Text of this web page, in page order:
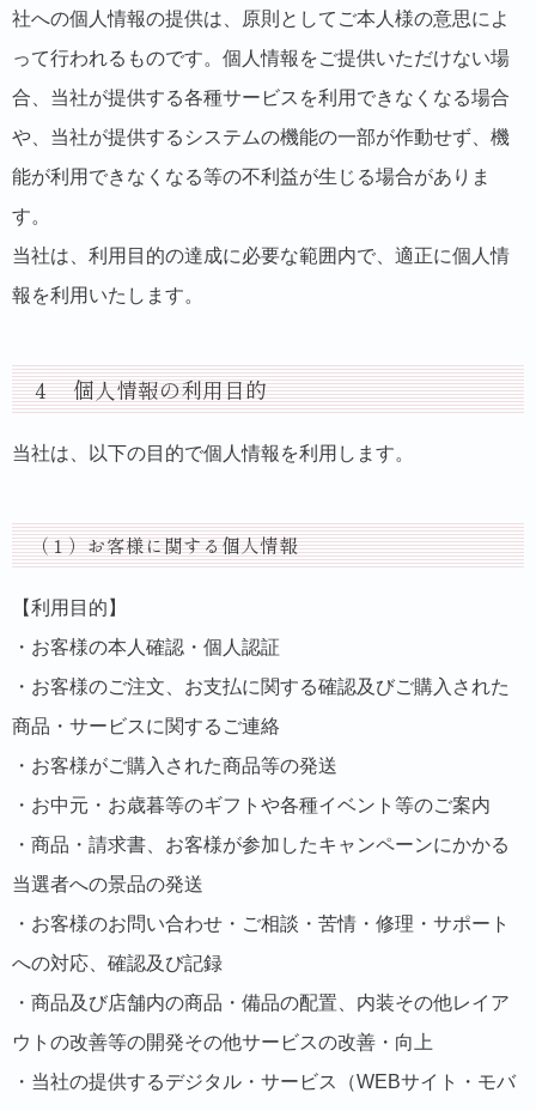
社への個人情報の提供は、原則としてご本人様の意思によ
って行われるものです。個人情報をご提供いただけない場
合、当社が提供する各種サービスを利用できなくなる場合
や、当社が提供するシステムの機能の一部が作動せず、機
能が利用できなくなる等の不利益が生じる場合がありま
す。
当社は、利用目的の達成に必要な範囲内で、適正に個人情
報を利用いたします。
４ 個人情報の利用目的
当社は、以下の目的で個人情報を利用します。
（１）お客様に関する個人情報
【利用目的】
・お客様の本人確認・個人認証
・お客様のご注文、お支払に関する確認及びご購入された
商品・サービスに関するご連絡
・お客様がご購入された商品等の発送
・お中元・お歳暮等のギフトや各種イベント等のご案内
・商品・請求書、お客様が参加したキャンペーンにかかる
当選者への景品の発送
・お客様のお問い合わせ・ご相談・苦情・修理・サポート
への対応、確認及び記録
・商品及び店舗内の商品・備品の配置、内装その他レイア
ウトの改善等の開発その他サービスの改善・向上
・当社の提供するデジタル・サービス（WEBサイト・モバ